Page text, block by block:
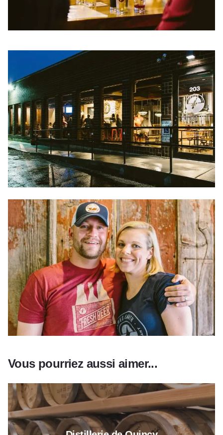
Vous pourriez aussi aimer...
En savoir plus sur Quincy